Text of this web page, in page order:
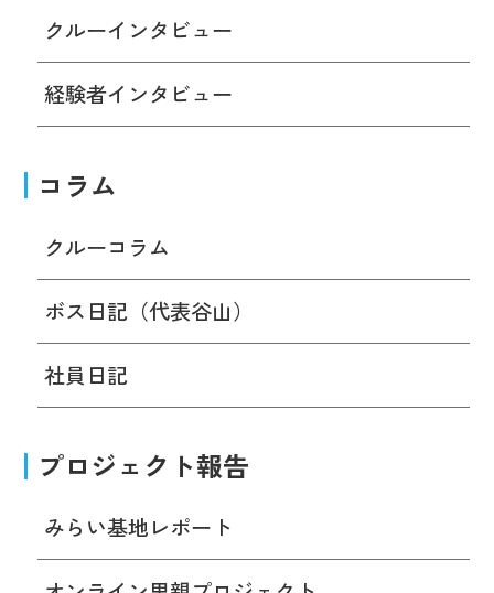
クルーインタビュー
経験者インタビュー
コラム
クルーコラム
ボス日記（代表谷山）
社員日記
プロジェクト報告
みらい基地レポート